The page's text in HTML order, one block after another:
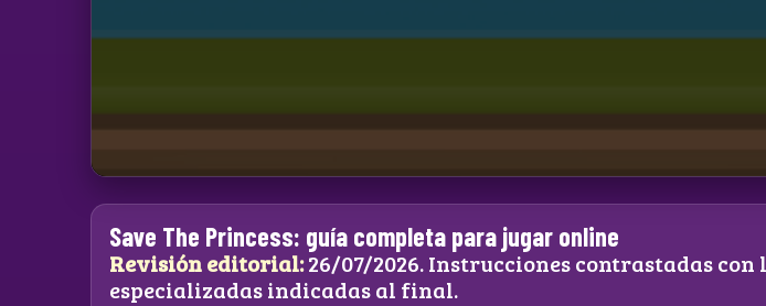
Save The Princess: guía completa para jugar online
Revisión editorial:26/07/2026. Instrucciones contrastadas
especializadas indicadas al final.